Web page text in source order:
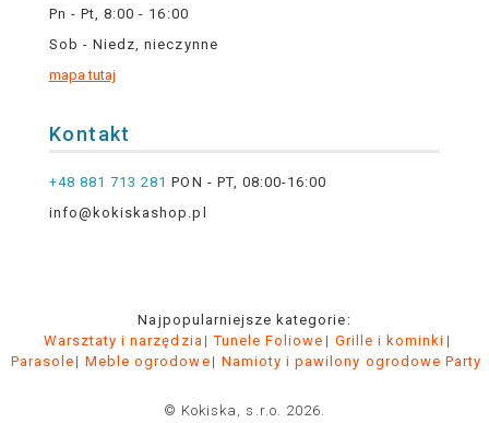
Pn - Pt, 8:00 - 16:00
Sob - Niedz, nieczynne
mapa tutaj
Kontakt
+48 881 713 281 PON - PT, 08:00-16:00
info@kokiskashop.pl
Najpopularniejsze kategorie:
Warsztaty i narzędzia
Tunele Foliowe
Grille i kominki
Parasole
Meble ogrodowe Namioty i pawilony ogrodowe Party
© Kokiska, s.r.o. 2026.